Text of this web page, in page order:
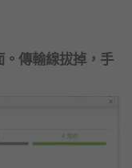
傳輸線拔掉，手